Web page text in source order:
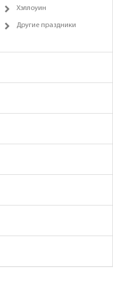
Хэллоуин
Другие праздники